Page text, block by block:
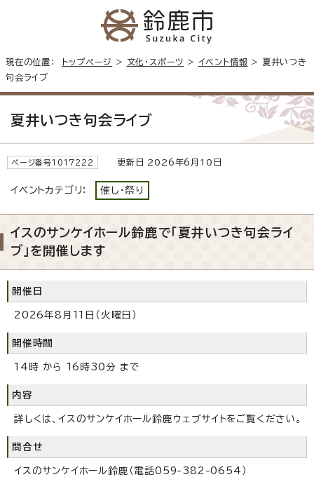
現在の位置： トップページ > 文化・スポーツ > イベント情報 > 夏井いつき
句会ライブ
夏井いつき句会ライブ
ページ番号1017222 更新日 2026年6月10日
イベントカテゴリ： 催し・祭り
イスのサンケイホール鈴鹿で「夏井いつき句会ライ
ブ」を開催します
開催日
2026年8月11日（火曜日）
開催時間
14時 から 16時30分 まで
内容
詳しくは、イスのサンケイホール鈴鹿ウェブサイトをご覧ください。
問合せ
イスのサンケイホール鈴鹿（電話059-382-0654）